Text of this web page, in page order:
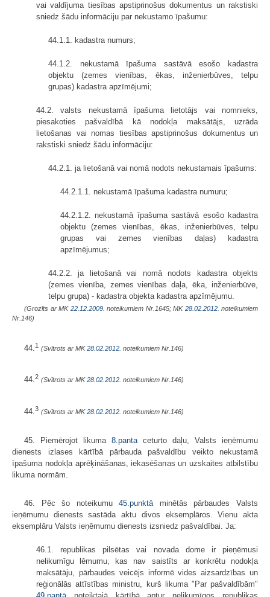
vai valdījuma tiesības apstiprinošus dokumentus un rakstiski
sniedz šādu informāciju par nekustamo īpašumu:
44.1.1. kadastra numurs;
44.1.2. nekustamā īpašuma sastāvā esošo kadastra
objektu (zemes vienības, ēkas, inženierbūves, telpu
grupas) kadastra apzīmējumi;
44.2. valsts nekustamā īpašuma lietotājs vai nomnieks,
piesakoties pašvaldībā kā nodokļa maksātājs, uzrāda
lietošanas vai nomas tiesības apstiprinošus dokumentus un
rakstiski sniedz šādu informāciju:
44.2.1. ja lietošanā vai nomā nodots nekustamais īpašums:
44.2.1.1. nekustamā īpašuma kadastra numuru;
44.2.1.2. nekustamā īpašuma sastāvā esošo kadastra
objektu (zemes vienī­bas, ēkas, inženierbūves, telpu
grupas vai zemes vienības daļas) kadastra
apzīmējumus;
44.2.2. ja lietošanā vai nomā nodots kadastra objekts
(zemes vienība, zemes vienības daļa, ēka, inženierbūve,
telpu grupa) - kadastra objekta kadastra apzīmējumu.
(Grozīts ar MK 22.12.2009. noteikumiem Nr.1645; MK 28.02.2012. noteikumiem
Nr.146)
44.1 (Svītrots ar MK28.02.2012. noteikumiem Nr.146)
44.2 (Svītrots ar MK28.02.2012. noteikumiem Nr.146)
44.3 (Svītrots ar MK28.02.2012. noteikumiem Nr.146)
45. Piemērojot likuma 8.pantaceturto daļu, Valsts ieņēmumu
dienests izlases kārtībā pārbauda pašvaldību veikto nekustamā
īpašuma nodokļa aprēķināšanas, iekasēšanas un uzskaites atbilstību
likuma normām.
46. Pēc šo noteikumu45.punktāminētās pārbaudes Valsts
ieņēmumu dienests sastāda aktu divos eksemplāros. Vienu akta
eksemplāru Valsts ieņēmumu dienests izsniedz pašvaldībai. Ja:
46.1. republikas pilsētas vai novada dome ir pieņēmusi
nelikumīgu lēmumu, kas nav saistīts ar konkrētu nodokļa
maksātāju, pārbaudes veicējs informē vides aizsardzības un
reģionālās attīstības ministru, kurš likuma "Par pašvaldībām"